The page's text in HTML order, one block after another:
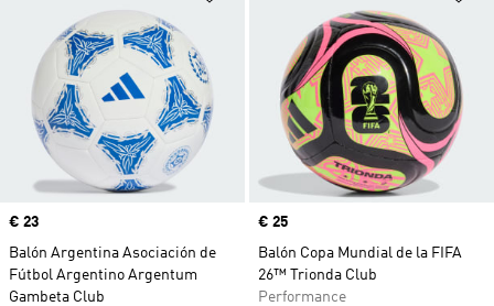
Precio
€ 23
Balón Argentina Asociación de
Fútbol Argentino Argentum
Gambeta Club
Precio
€ 25
Balón Copa Mundial de la FIFA
26™ Trionda Club
Performance